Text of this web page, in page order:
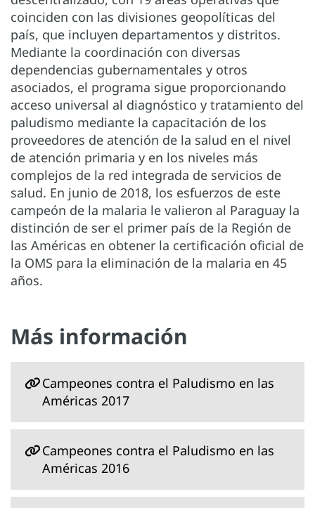
coinciden con las divisiones geopolíticas del
país, que incluyen departamentos y distritos.
Mediante la coordinación con diversas
dependencias gubernamentales y otros
asociados, el programa sigue proporcionando
acceso universal al diagnóstico y tratamiento del
paludismo mediante la capacitación de los
proveedores de atención de la salud en el nivel
de atención primaria y en los niveles más
complejos de la red integrada de servicios de
salud. En junio de 2018, los esfuerzos de este
campeón de la malaria le valieron al Paraguay la
distinción de ser el primer país de la Región de
las Américas en obtener la certificación oficial de
la OMS para la eliminación de la malaria en 45
años.
Más información
Campeones contra el Paludismo en las
Américas 2017
Campeones contra el Paludismo en las
Américas 2016